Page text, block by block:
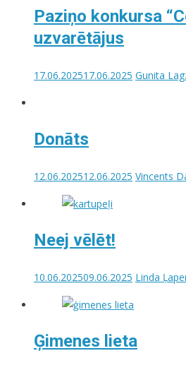
Paziņo konkursa
uzvarētājus
17.06.202517.06.2025 Gunita
Donāts
12.06.202512.06.2025 Vincents
Neej vēlēt!
10.06.202509.06.2025 Linda
Ģimenes lieta